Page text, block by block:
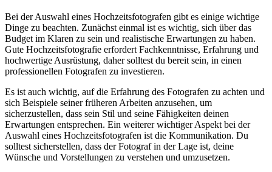
Bei der Auswahl eines Hochzeitsfotografen gibt es einige wichtige
Dinge zu beachten. Zunächst einmal ist es wichtig, sich über das
Budget im Klaren zu sein und realistische Erwartungen zu haben.
Gute Hochzeitsfotografie erfordert Fachkenntnisse, Erfahrung und
hochwertige Ausrüstung, daher solltest du bereit sein, in einen
professionellen Fotografen zu investieren.
Es ist auch wichtig, auf die Erfahrung des Fotografen zu achten und
sich Beispiele seiner früheren Arbeiten anzusehen, um
sicherzustellen, dass sein Stil und seine Fähigkeiten deinen
Erwartungen entsprechen. Ein weiterer wichtiger Aspekt bei der
Auswahl eines Hochzeitsfotografen ist die Kommunikation. Du
solltest sicherstellen, dass der Fotograf in der Lage ist, deine
Wünsche und Vorstellungen zu verstehen und umzusetzen.